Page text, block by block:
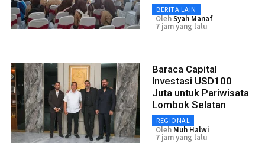
BERITA LAIN
OlehSyah Manaf
7 jam yang lalu
Baraca Capital
Investasi USD100
Juta untuk Pariwisata
Lombok Selatan
REGIONAL
Oleh Muh Halwi
7 jam yang lalu